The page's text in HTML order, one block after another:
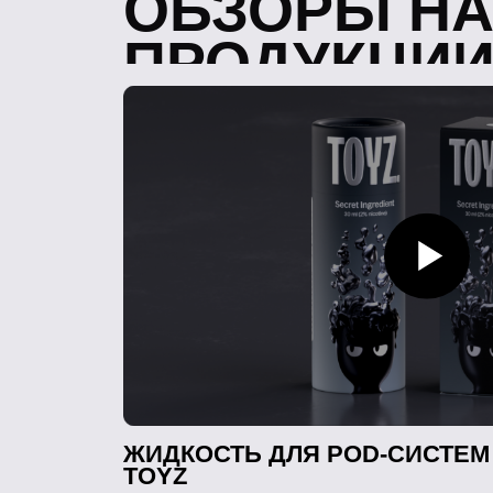
ЖИДКОСТЬ ДЛЯ POD-СИСТЕМ
TOYZ
И